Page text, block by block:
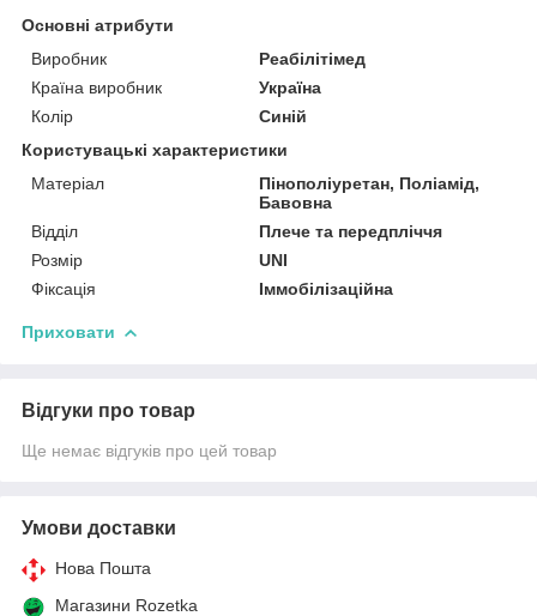
Основні атрибути
Виробник
Реабілітімед
Країна виробник
Україна
Колір
Синій
Користувацькі характеристики
Матеріал
Пінополіуретан, Поліамід,
Бавовна
Відділ
Плече та передпліччя
Розмір
UNI
Фіксація
Іммобілізаційна
Приховати
Відгуки про товар
Ще немає відгуків про цей товар
Умови доставки
Нова Пошта
Магазини Rozetka